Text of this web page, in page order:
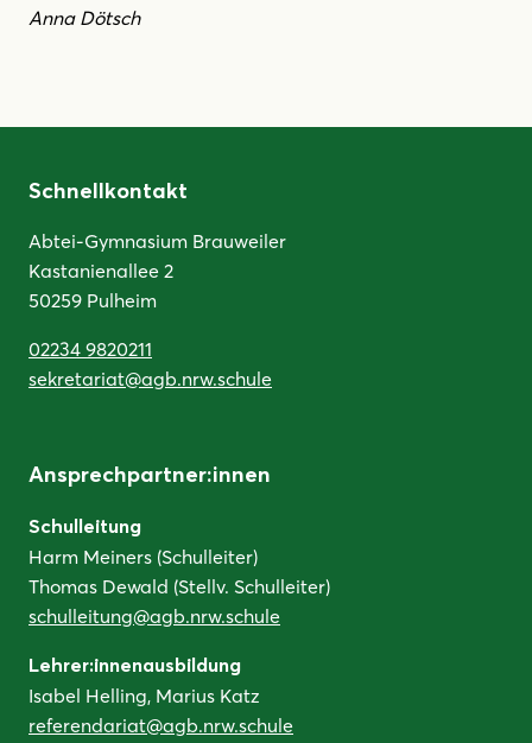
Anna Dötsch
Schnellkontakt
Abtei-Gymnasium Brauweiler
Kastanienallee 2
50259 Pulheim
02234 9820211
sekretariat@agb.nrw.schule
Ansprechpartner:innen
Schulleitung
Harm Meiners (Schulleiter)
Thomas Dewald (Stellv. Schulleiter)
schulleitung@agb.nrw.schule
Lehrer:innenausbildung
Isabel Helling, Marius Katz
referendariat@agb.nrw.schule